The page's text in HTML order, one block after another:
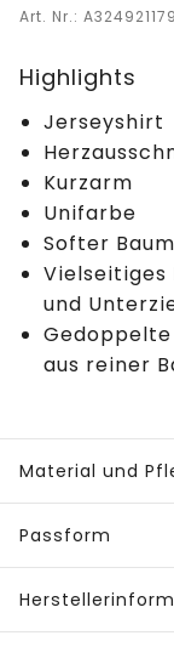
Art. Nr.:
Highlights
Jerseyshirt
Kurzarm
Unifarbe
Softer
Vielseitiges
und
aus reiner
Material und
Passform